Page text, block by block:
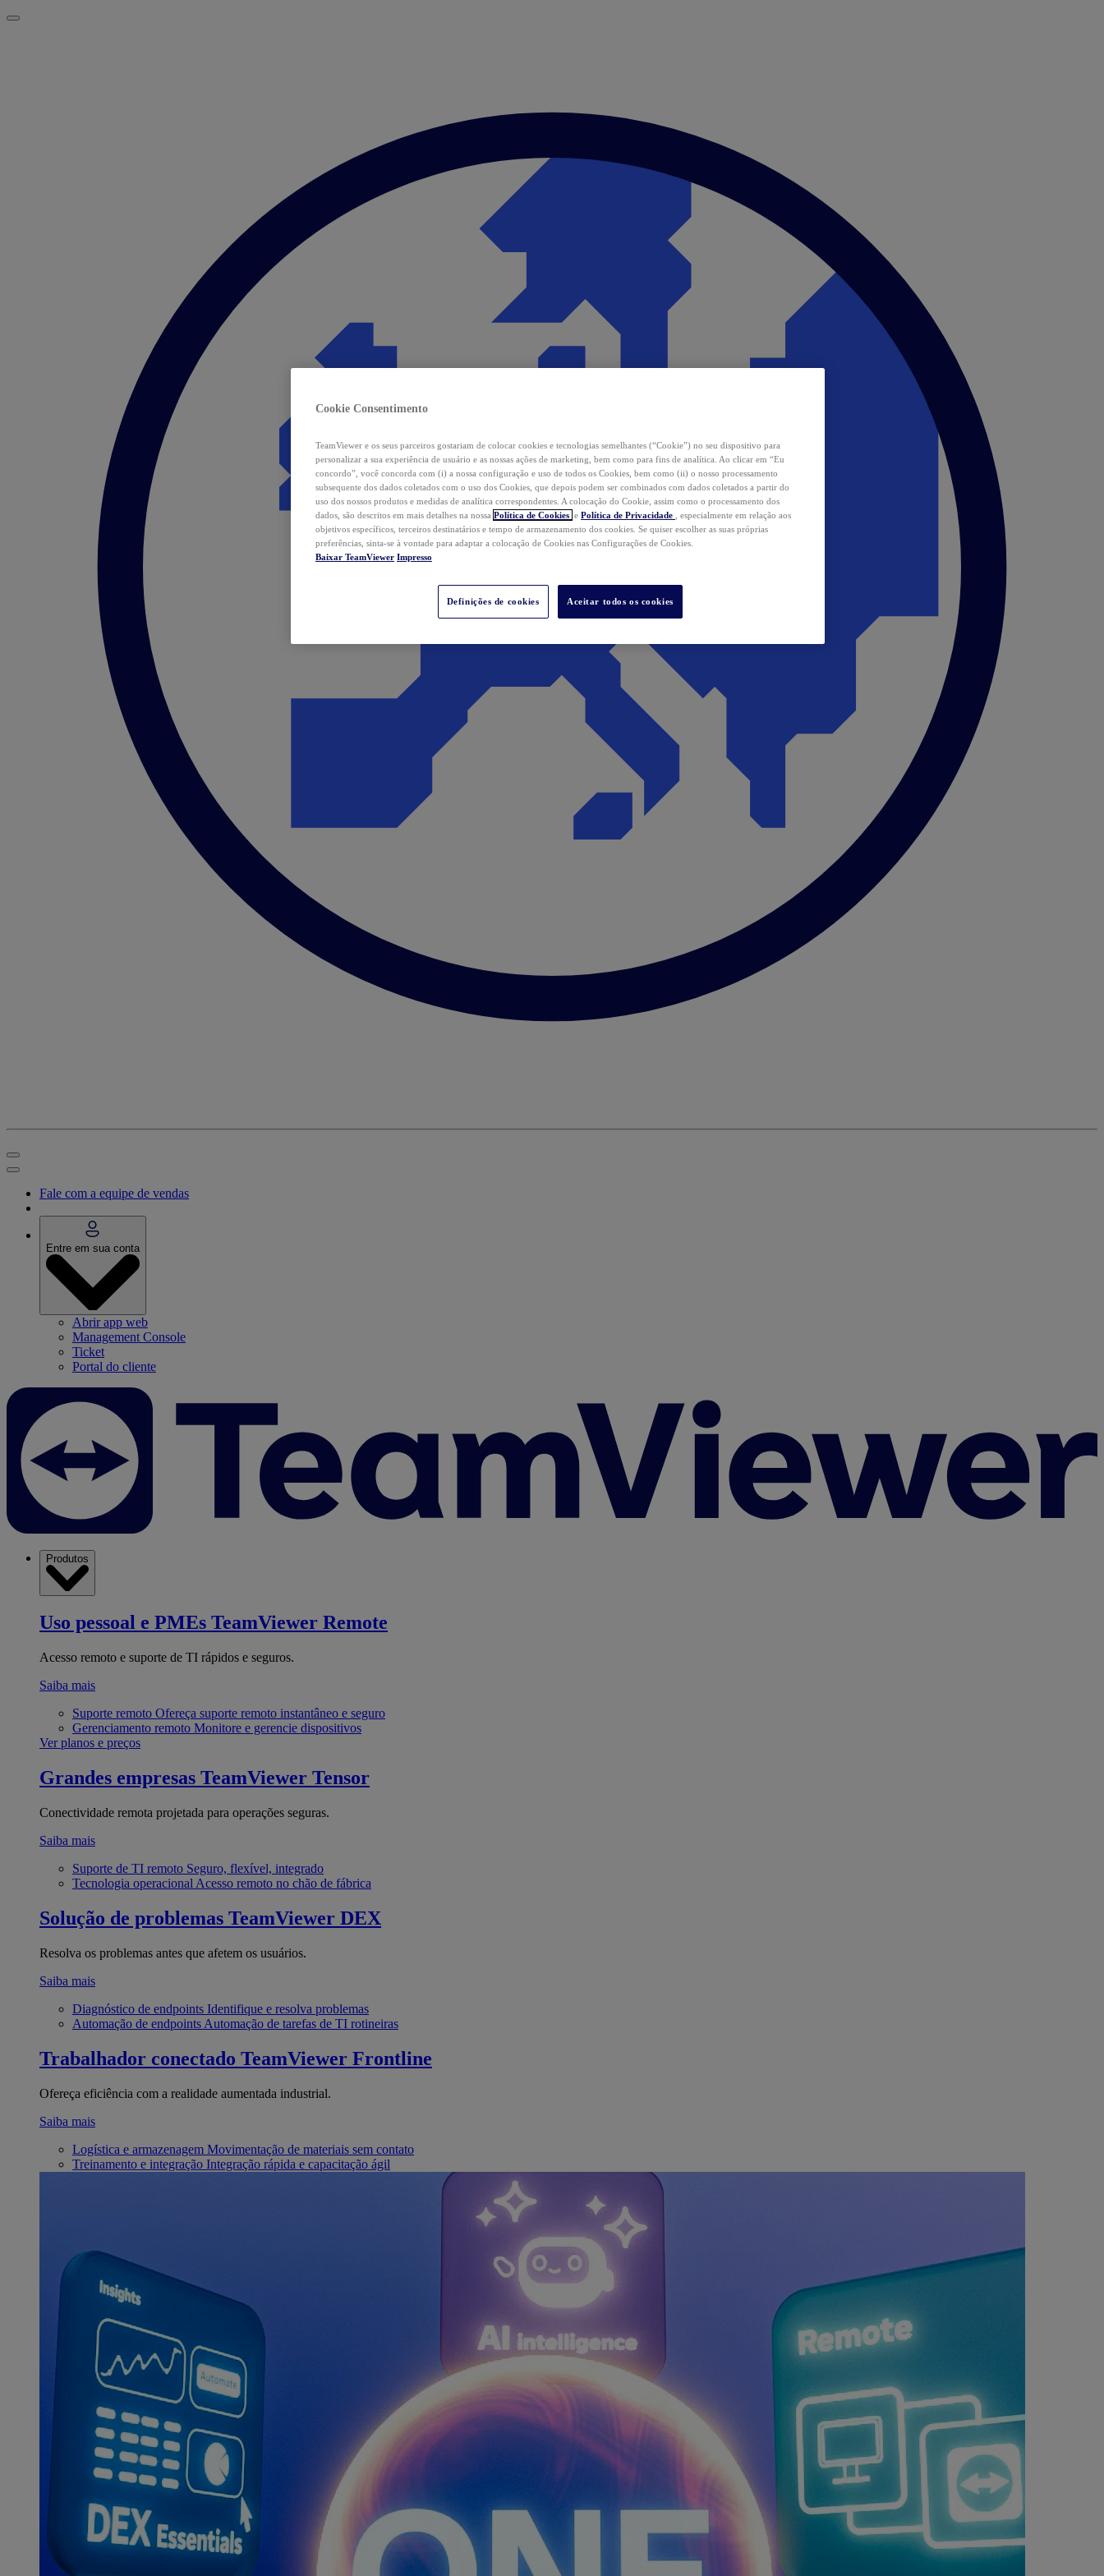
Fale com a equipe de vendas
Entre em sua conta
Abrir app web
Management Console
Ticket
Portal do cliente
Produtos
Uso pessoal e PMEs TeamViewer Remote
Acesso remoto e suporte de TI rápidos e seguros.
Saiba mais
Suporte remoto Ofereça suporte remoto instantâneo e seguro
Gerenciamento remoto Monitore e gerencie dispositivos
Ver planos e preços
Grandes empresas TeamViewer Tensor
Conectividade remota projetada para operações seguras.
Saiba mais
Suporte de TI remoto Seguro, flexível, integrado
Tecnologia operacional Acesso remoto no chão de fábrica
Solução de problemas TeamViewer DEX
Resolva os problemas antes que afetem os usuários.
Saiba mais
Diagnóstico de endpoints Identifique e resolva problemas
Automação de endpoints Automação de tarefas de TI rotineiras
Trabalhador conectado TeamViewer Frontline
Ofereça eficiência com a realidade aumentada industrial.
Saiba mais
Logística e armazenagem Movimentação de materiais sem contato
Treinamento e integração Integração rápida e capacitação ágil
Cookie Consentimento
TeamViewer e os seus parceiros gostariam de colocar cookies e tecnologias semelhantes (“Cookie”) no seu dispositivo para
personalizar a sua experiência de usuário e as nossas ações de marketing, bem como para fins de analítica. Ao clicar em “Eu
concordo”, você concorda com (i) a nossa configuração e uso de todos os Cookies, bem como (ii) o nosso processamento
subsequente dos dados coletados com o uso dos Cookies, que depois podem ser combinados com dados coletados a partir do
uso dos nossos produtos e medidas de analítica correspondentes. A colocação do Cookie, assim como o processamento dos
dados, são descritos em mais detalhes na nossa Política de Cookies e Política de Privacidade
, especialmente em relação aos
objetivos específicos, terceiros destinatários e tempo de armazenamento dos cookies. Se quiser escolher as suas próprias
preferências, sinta-se à vontade para adaptar a colocação de Cookies nas Configurações de Cookies.
Baixar TeamViewer Impresso
Definições de cookies Aceitar todos os cookies